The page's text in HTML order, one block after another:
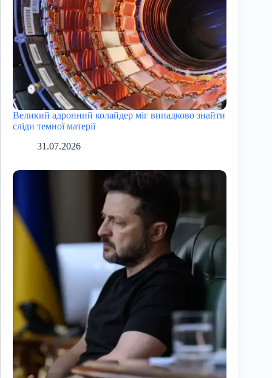
Великий адронний колайдер міг випадково знайти
сліди темної матерії
31.07.2026